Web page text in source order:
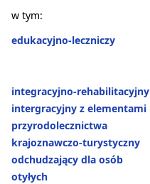
w tym:
edukacyjno-leczniczy
integracyjno-rehabilitacyjny
intergracyjny z elementami
przyrodolecznictwa
krajoznawczo-turystyczny
odchudzający dla osób
otyłych